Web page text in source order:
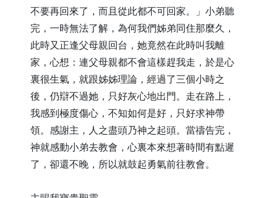
不要再回來了，而且從此都不可回家。」小弟聽
完，一時無法了解，為何我們姊弟同住那麼久，
此時又正逢父母親回台，她竟然在此時叫我離
家，心想：連父母親都不會這樣趕我走，於是心
裏很生氣，就跟姊姊理論，經過了三個小時之
後，仍辯不過她，只好灰心地出門。走在路上，
我感到極度傷心，不知如何是好，只好求神帶
領。感謝主，人之盡頭乃神之起頭。當禱告完，
神就感動小弟去教會，心裏本來想著時間有點遲
了，卻還不晚，所以就鼓起勇氣前往教會。